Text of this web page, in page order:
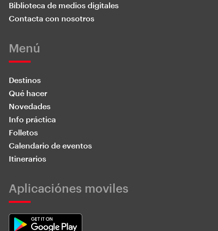
Biblioteca de medios digitales
Contacta con nosotros
Menú
Destinos
Qué hacer
Novedades
Info práctica
Folletos
Calendario de eventos
Itinerarios
Aplicaciónes moviles